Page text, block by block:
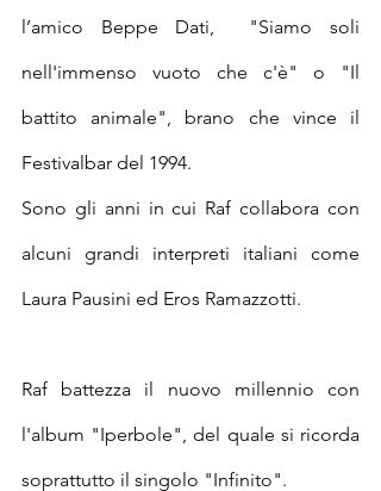
l’amico Beppe Dati,  "Siamo soli
nell'immenso vuoto che c'è" o "Il
battito animale", brano che vince il
Festivalbar del 1994.
Sono gli anni in cui Raf collabora con
alcuni grandi interpreti italiani come
Laura Pausini ed Eros Ramazzotti.
Raf battezza il nuovo millennio con
l'album "Iperbole", del quale si ricorda
soprattutto il singolo "Infinito".